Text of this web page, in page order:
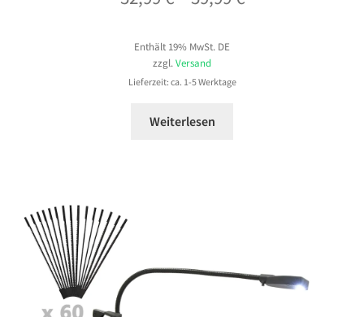
Enthält 19% MwSt. DE
zzgl.Versand
Lieferzeit: ca. 1-5 Werktage
Weiterlesen